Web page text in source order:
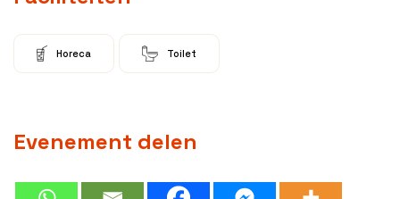
Horeca Toilet
Evenement delen